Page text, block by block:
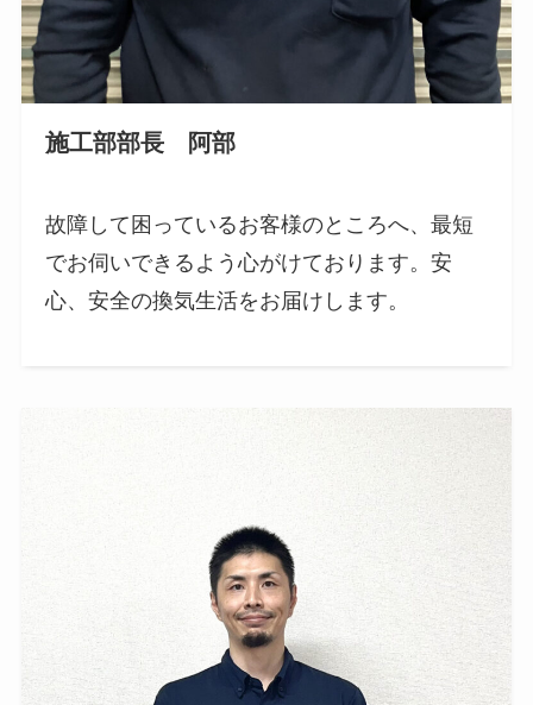
施工部部長 阿部
故障して困っているお客様のところへ、最短
でお伺いできるよう心がけております。安
心、安全の換気生活をお届けします。